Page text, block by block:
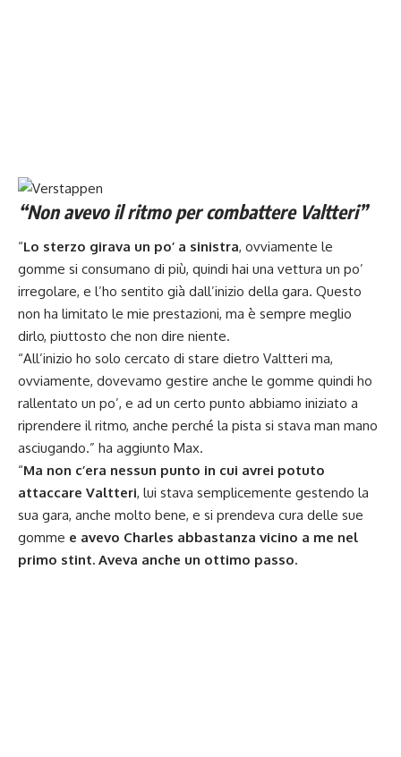
“Non avevo il ritmo per combattere Valtteri”
“Lo sterzo girava un po’ a sinistra, ovviamente le
gomme si consumano di più, quindi hai una vettura un po’
irregolare, e l’ho sentito già dall’inizio della gara. Questo
non ha limitato le mie prestazioni, ma è sempre meglio
dirlo, piuttosto che non dire niente.
“All’inizio ho solo cercato di stare dietro Valtteri ma,
ovviamente, dovevamo gestire anche le gomme quindi ho
rallentato un po’, e ad un certo punto abbiamo iniziato a
riprendere il ritmo, anche perché la pista si stava man mano
asciugando.” ha aggiunto Max.
“Ma non c’era nessun punto in cui avrei potuto
attaccare Valtteri, lui stava semplicemente gestendo la
sua gara, anche molto bene, e si prendeva cura delle sue
gomme e avevo Charles abbastanza vicino a me nel
primo stint. Aveva anche un ottimo passo.